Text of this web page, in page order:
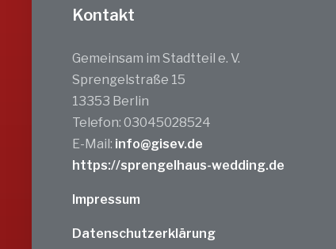
Kontakt
Gemeinsam im Stadtteil e. V.
Sprengelstraße 15
13353 Berlin
Telefon: 03045028524
E-Mail: info@gisev.de
https://sprengelhaus-wedding.de
Impressum
Datenschutzerklärung